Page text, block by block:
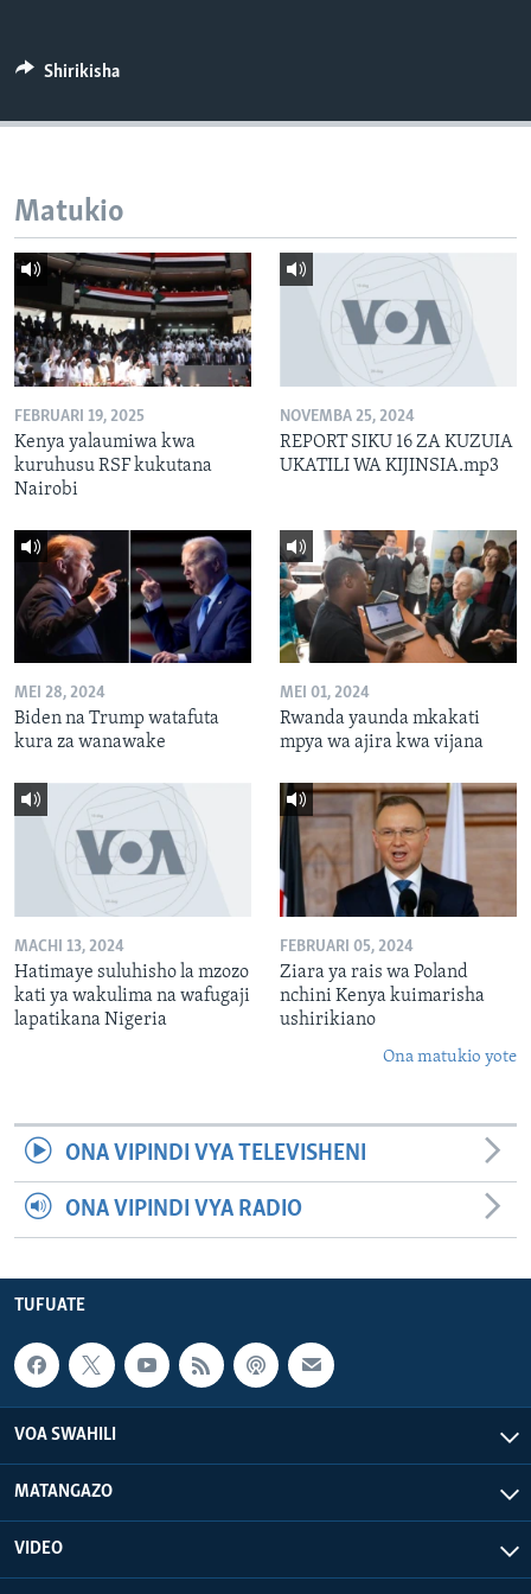
Shirikisha
Matukio
FEBRUARI 19, 2025
Kenya yalaumiwa kwa
kuruhusu RSF kukutana
Nairobi
NOVEMBA 25, 2024
REPORT SIKU 16 ZA KUZUIA
UKATILI WA KIJINSIA.mp3
MEI 28, 2024
Biden na Trump watafuta
kura za wanawake
MEI 01, 2024
Rwanda yaunda mkakati
mpya wa ajira kwa vijana
MACHI 13, 2024
Hatimaye suluhisho la mzozo
kati ya wakulima na wafugaji
lapatikana Nigeria
FEBRUARI 05, 2024
Ziara ya rais wa Poland
nchini Kenya kuimarisha
ushirikiano
Ona matukio yote
ONA VIPINDI VYA TELEVISHENI
ONA VIPINDI VYA RADIO
TUFUATE
VOA SWAHILI
MATANGAZO
VIDEO